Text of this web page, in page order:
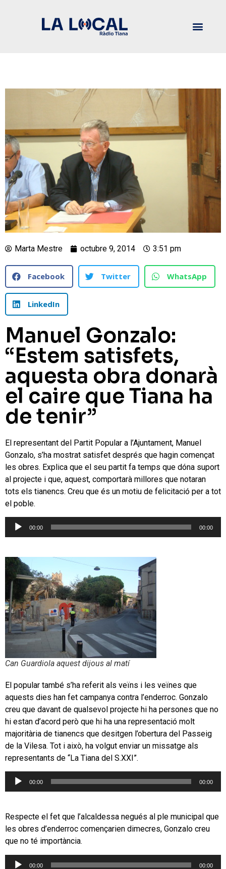
Marta Mestre octubre 9, 2014 3:51 pm
Facebook Twitter WhatsApp
LinkedIn
Manuel Gonzalo:
“Estem satisfets,
aquesta obra donarà
el caire que Tiana ha
de tenir”
El representant del Partit Popular a l’Ajuntament, Manuel
Gonzalo, s’ha mostrat satisfet després que hagin començat
les obres. Explica que el seu partit fa temps que dóna suport
al projecte i que, aquest, comportarà millores que notaran
tots els tianencs. Creu que és un motiu de felicitació per a tot
el poble.
Reproductor
00:00 00:00
Can Guardiola aquest dijous al matí
El popular també s’ha referit als veïns i les veïnes que
aquests dies han fet campanya contra l’enderroc. Gonzalo
creu que davant de qualsevol projecte hi ha persones que no
hi estan d’acord però que hi ha una representació molt
majoritària de tianencs que desitgen l’obertura del Passeig
de la Vilesa. Tot i això, ha volgut enviar un missatge als
representants de “La Tiana del S.XXI”.
Reproductor
00:00 00:00
Respecte el fet que l’alcaldessa negués al ple municipal que
les obres d’enderroc començarien dimecres, Gonzalo creu
que no té importància.
Reproductor
00:00 00:00